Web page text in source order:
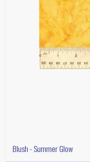
Blush - Summer Glow